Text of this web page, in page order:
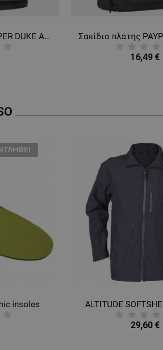
Σακίδιο πλάτης PAYPER DUKE ASH GREY 26L
16,49 €
insoles ALTITUDE
29,60 €